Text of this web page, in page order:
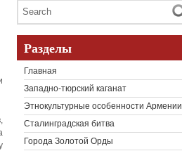
Разделы
Главная
Западно-тюрский каганат
Этнокультурные особенности Армении
Сталинградская битва
Города Золотой Орды